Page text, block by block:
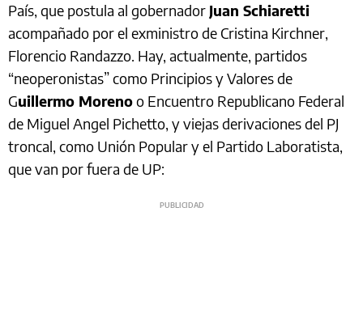
País, que postula al gobernador Juan Schiaretti
acompañado por el exministro de Cristina Kirchner,
Florencio Randazzo. Hay, actualmente, partidos
“neoperonistas” como Principios y Valores de
Guillermo Morenoo Encuentro Republicano Federal
de Miguel Angel Pichetto, y viejas derivaciones del PJ
troncal, como Unión Popular y el Partido Laboratista,
que van por fuera de UP: